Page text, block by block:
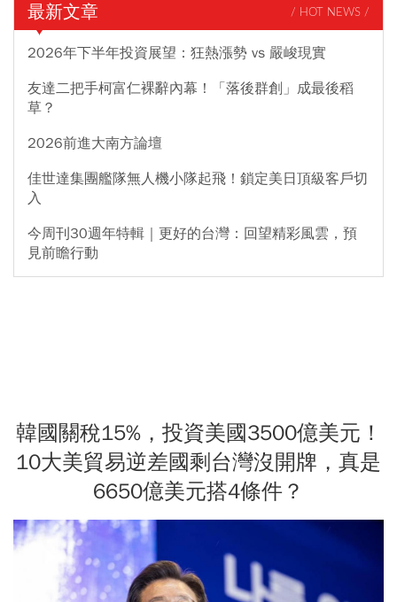
最新文章 / HOT NEWS /
2026年下半年投資展望：狂熱漲勢 vs 嚴峻現實
友達二把手柯富仁裸辭內幕！「落後群創」成最後稻
草？
2026前進大南方論壇
佳世達集團艦隊無人機小隊起飛！鎖定美日頂級客戶切
入
今周刊30週年特輯｜更好的台灣：回望精彩風雲，預
見前瞻行動
韓國關稅15%，投資美國3500億美元！
10大美貿易逆差國剩台灣沒開牌，真是
6650億美元搭4條件？